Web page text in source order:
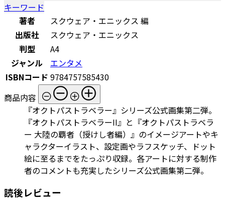
キーワード
著者
スクウェア・エニックス 編
出版社
スクウェア・エニックス
判型
A4
ジャンル
エンタメ
ISBNコード 9784757585430
商品内容
『オクトパストラベラー』シリーズ公式画集第二弾。
『オクトパストラベラーII』と『オクトパストラベラ
ー 大陸の覇者（授けし者編）』のイメージアートやキ
ャラクターイラスト、設定画やラフスケッチ、ドット
絵に至るまでをたっぷり収録。各アートに対する制作
者のコメントも充実したシリーズ公式画集第二弾。
読後レビュー